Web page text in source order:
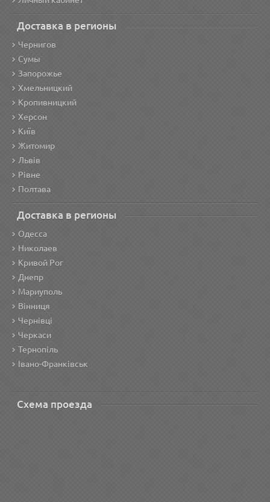
Доставка в регионы
Чернигов
Сумы
Запорожье
Хмельницкий
Кропивницкий
Херсон
Київ
Житомир
Львів
Рівне
Полтава
Доставка в регионы
Одесса
Николаев
Кривой Рог
Днепр
Мариуполь
Вінниця
Чернівці
Черкаси
Тернопіль
Івано-Франківськ
Схема проезда